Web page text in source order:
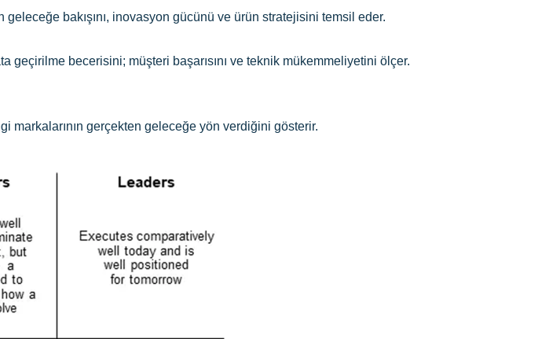
bakışını, inovasyon gücünü ve ürün stratejisini temsil eder.
becerisini; müşteri başarısını ve teknik mükemmeliyetini ölçer.
markalarının gerçekten geleceğe yön verdiğini gösterir.